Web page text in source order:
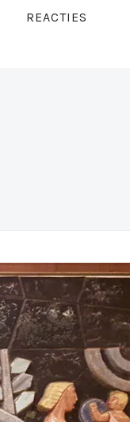
REACTIES